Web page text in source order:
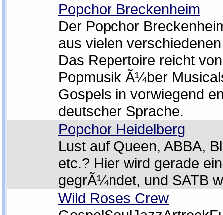
Popchor Breckenheim
Der Popchor
aus vielen
Das Repertoire reicht
Popmusik Ã¼ber
Gospels in vorwiegend
deutscher Sprache.
Popchor Heidelberg
Lust auf Queen, ABBA,
etc.? Hier wird gerade
gegrÃ¼ndet, und SATB
Wild Roses Crew